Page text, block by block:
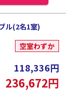
ル(2名1室)
空室わずか
118,336円
236,672円